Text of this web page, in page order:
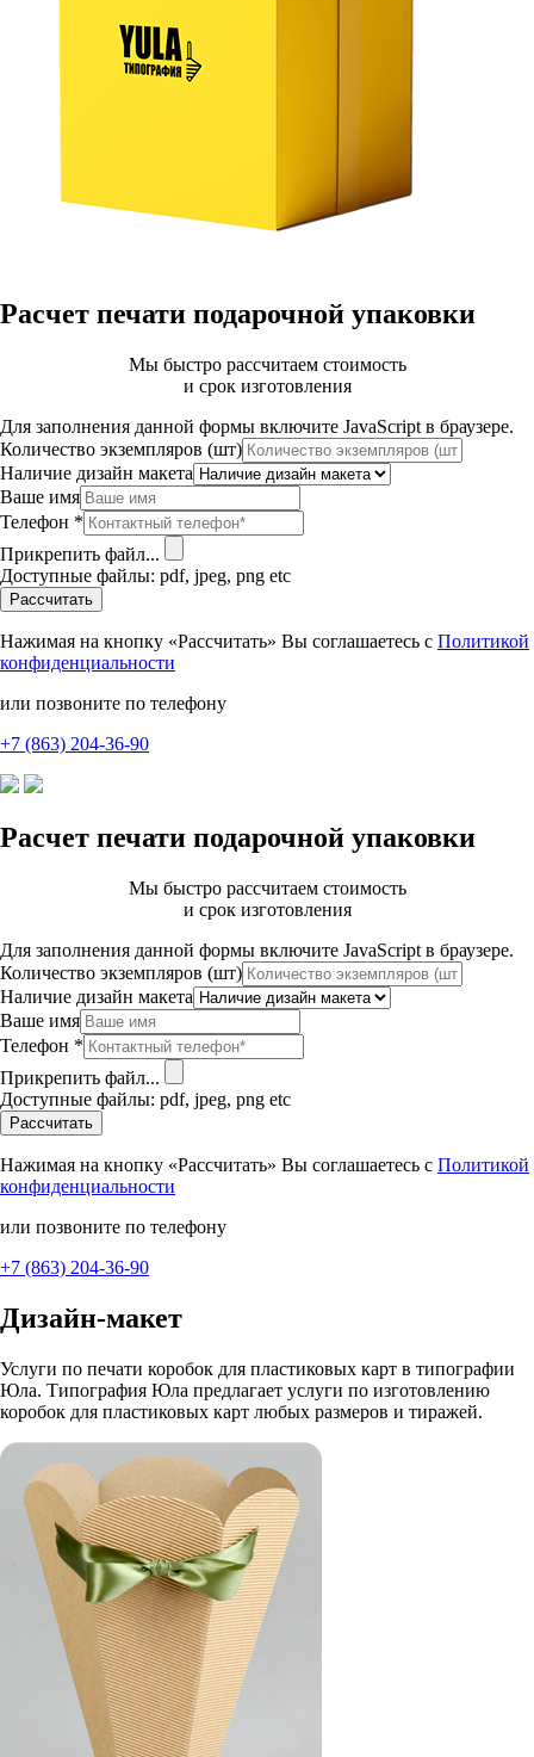
Расчет печати подарочной упаковки
Мы быстро рассчитаем стоимость
и срок изготовления
Для заполнения данной формы включите JavaScript в браузере.
Количество экземпляров (шт)
Наличие дизайн макета
Ваше имя
Телефон *
Прикрепить файл...
Доступные файлы: pdf, jpeg, png etc
Рассчитать
Нажимая на кнопку «Рассчитать» Вы соглашаетесь с Политикой
конфиденциальности
или позвоните по телефону
+7 (863) 204-36-90
Расчет печати подарочной упаковки
Мы быстро рассчитаем стоимость
и срок изготовления
Для заполнения данной формы включите JavaScript в браузере.
Количество экземпляров (шт)
Наличие дизайн макета
Ваше имя
Телефон *
Прикрепить файл...
Доступные файлы: pdf, jpeg, png etc
Рассчитать
Нажимая на кнопку «Рассчитать» Вы соглашаетесь с Политикой
конфиденциальности
или позвоните по телефону
+7 (863) 204-36-90
Дизайн-макет
Услуги по печати коробок для пластиковых карт в типографии
Юла. Типография Юла предлагает услуги по изготовлению
коробок для пластиковых карт любых размеров и тиражей.